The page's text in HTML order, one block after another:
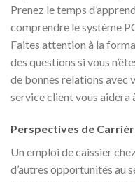
Prenez le temps
comprendre le système
Faites attention à la
des questions si vous
de bonnes relations avec
service client vous aidera
Perspectives de
Un emploi de caissier chez
d’autres opportunités au